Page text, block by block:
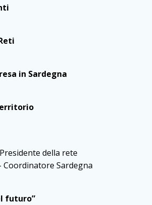
in Sardegna
della rete
Coordinatore Sardegna
futuro”